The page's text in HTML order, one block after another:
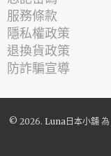
服務條款
隱私權政策
退換貨政策
防詐騙宣導
© 2026. Luna日本小舖 為